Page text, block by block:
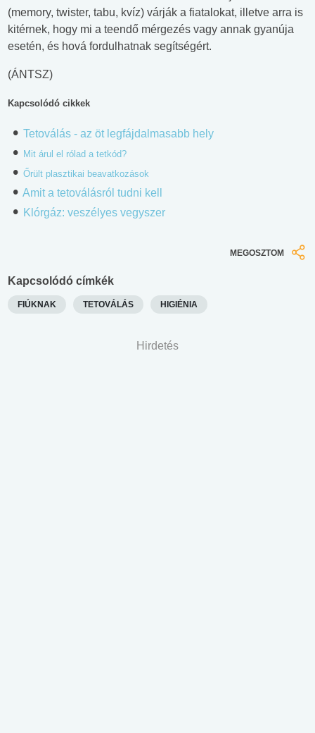
(memory, twister, tabu, kvíz) várják a fiatalokat, illetve arra is
kitérnek, hogy mi a teendő mérgezés vagy annak gyanúja
esetén, és hová fordulhatnak segítségért.
(ÁNTSZ)
Kapcsolódó cikkek
Tetoválás - az öt legfájdalmasabb hely
Mit árul el rólad a tetkód?
Őrült plasztikai beavatkozások
Amit a tetoválásról tudni kell
Klórgáz: veszélyes vegyszer
MEGOSZTOM
Kapcsolódó címkék
FIÚKNAK TETOVÁLÁS HIGIÉNIA
Hirdetés